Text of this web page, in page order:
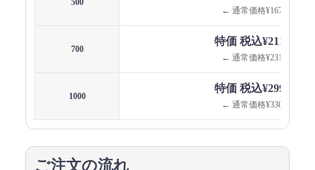
500
← 通常価格¥167,750
700
特価 税込¥211,537
← 通常価格¥231,000
1000
特価 税込¥299,999
← 通常価格¥330,000
ご注文の流れ